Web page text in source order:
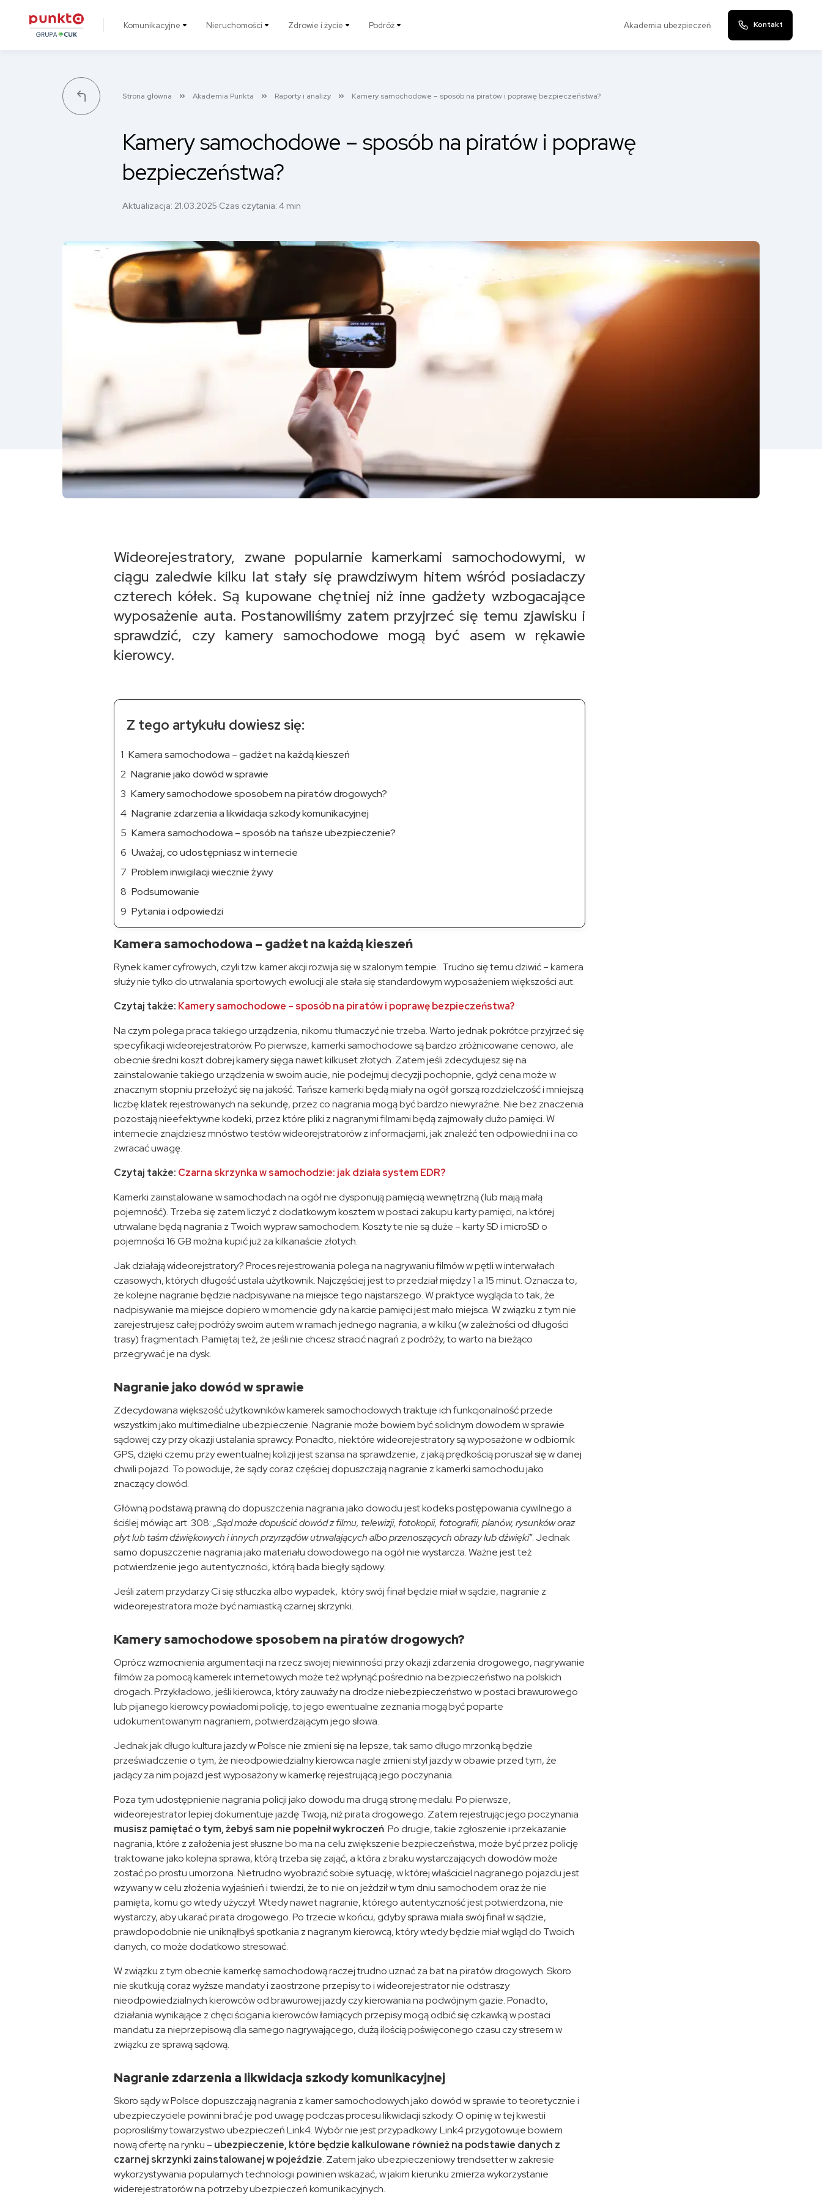
Komunikacyjne Nieruchomości Zdrowie i życie Podróż Akademia ubezpieczeń Kontakt
Strona główna Akademia Punkta Raporty i analizy Kamery samochodowe – sposób na piratów i poprawę bezpieczeństwa?
Kamery samochodowe – sposób na piratów i poprawę
bezpieczeństwa?
Aktualizacja: 21.03.2025 Czas czytania: 4 min
Wideorejestratory, zwane popularnie kamerkami samochodowymi, w
ciągu zaledwie kilku lat stały się prawdziwym hitem wśród posiadaczy
czterech kółek. Są kupowane chętniej niż inne gadżety wzbogacające
wyposażenie auta. Postanowiliśmy zatem przyjrzeć się temu zjawisku i
sprawdzić, czy kamery samochodowe mogą być asem w rękawie
kierowcy.
Z tego artykułu dowiesz się:
Kamera samochodowa – gadżet na każdą kieszeń
Nagranie jako dowód w sprawie
Kamery samochodowe sposobem na piratów drogowych?
Nagranie zdarzenia a likwidacja szkody komunikacyjnej
Kamera samochodowa – sposób na tańsze ubezpieczenie?
Uważaj, co udostępniasz w internecie
Problem inwigilacji wiecznie żywy
Podsumowanie
Pytania i odpowiedzi
Kamera samochodowa – gadżet na każdą kieszeń
Rynek kamer cyfrowych, czyli tzw. kamer akcji rozwija się w szalonym tempie. Trudno się temu dziwić – kamera
służy nie tylko do utrwalania sportowych ewolucji ale stała się standardowym wyposażeniem większości aut.
Czytaj także: Kamery samochodowe – sposób na piratów i poprawę bezpieczeństwa?
Na czym polega praca takiego urządzenia, nikomu tłumaczyć nie trzeba. Warto jednak pokrótce przyjrzeć się
specyfikacji wideorejestratorów. Po pierwsze, kamerki samochodowe są bardzo zróżnicowane cenowo, ale
obecnie średni koszt dobrej kamery sięga nawet kilkuset złotych. Zatem jeśli zdecydujesz się na
zainstalowanie takiego urządzenia w swoim aucie, nie podejmuj decyzji pochopnie, gdyż cena może w
znacznym stopniu przełożyć się na jakość. Tańsze kamerki będą miały na ogół gorszą rozdzielczość i mniejszą
liczbę klatek rejestrowanych na sekundę, przez co nagrania mogą być bardzo niewyraźne. Nie bez znaczenia
pozostają nieefektywne kodeki, przez które pliki z nagranymi filmami będą zajmowały dużo pamięci. W
internecie znajdziesz mnóstwo testów wideorejstratorów z informacjami, jak znaleźć ten odpowiedni i na co
zwracać uwagę.
Czytaj także: Czarna skrzynka w samochodzie: jak działa system EDR?
Kamerki zainstalowane w samochodach na ogół nie dysponują pamięcią wewnętrzną (lub mają małą
pojemność). Trzeba się zatem liczyć z dodatkowym kosztem w postaci zakupu karty pamięci, na której
utrwalane będą nagrania z Twoich wypraw samochodem. Koszty te nie są duże – karty SD i microSD o
pojemności 16 GB można kupić już za kilkanaście złotych.
Jak działają wideorejstratory? Proces rejestrowania polega na nagrywaniu filmów w pętli w interwałach
czasowych, których długość ustala użytkownik. Najczęściej jest to przedział między 1 a 15 minut. Oznacza to,
że kolejne nagranie będzie nadpisywane na miejsce tego najstarszego. W praktyce wygląda to tak, że
nadpisywanie ma miejsce dopiero w momencie gdy na karcie pamięci jest mało miejsca. W związku z tym nie
zarejestrujesz całej podróży swoim autem w ramach jednego nagrania, a w kilku (w zależności od długości
trasy) fragmentach. Pamiętaj też, że jeśli nie chcesz stracić nagrań z podróży, to warto na bieżąco
przegrywać je na dysk.
Nagranie jako dowód w sprawie
Zdecydowana większość użytkowników kamerek samochodowych traktuje ich funkcjonalność przede
wszystkim jako multimedialne ubezpieczenie. Nagranie może bowiem być solidnym dowodem w sprawie
sądowej czy przy okazji ustalania sprawcy. Ponadto, niektóre wideorejestratory są wyposażone w odbiornik
GPS, dzięki czemu przy ewentualnej kolizji jest szansa na sprawdzenie, z jaką prędkością poruszał się w danej
chwili pojazd. To powoduje, że sądy coraz częściej dopuszczają nagranie z kamerki samochodu jako
znaczący dowód.
Główną podstawą prawną do dopuszczenia nagrania jako dowodu jest kodeks postępowania cywilnego a
ściślej mówiąc art. 308: „Sąd może dopuścić dowód z filmu, telewizji, fotokopii, fotografii, planów, rysunków oraz
płyt lub taśm dźwiękowych i innych przyrządów utrwalających albo przenoszących obrazy lub dźwięki”. Jednak
samo dopuszczenie nagrania jako materiału dowodowego na ogół nie wystarcza. Ważne jest też
potwierdzenie jego autentyczności, którą bada biegły sądowy.
Jeśli zatem przydarzy Ci się stłuczka albo wypadek, który swój finał będzie miał w sądzie, nagranie z
wideorejestratora może być namiastką czarnej skrzynki.
Kamery samochodowe sposobem na piratów drogowych?
Oprócz wzmocnienia argumentacji na rzecz swojej niewinności przy okazji zdarzenia drogowego, nagrywanie
filmów za pomocą kamerek internetowych może też wpłynąć pośrednio na bezpieczeństwo na polskich
drogach. Przykładowo, jeśli kierowca, który zauważy na drodze niebezpieczeństwo w postaci brawurowego
lub pijanego kierowcy powiadomi policję, to jego ewentualne zeznania mogą być poparte
udokumentowanym nagraniem, potwierdzającym jego słowa.
Jednak jak długo kultura jazdy w Polsce nie zmieni się na lepsze, tak samo długo mrzonką będzie
przeświadczenie o tym, że nieodpowiedzialny kierowca nagle zmieni styl jazdy w obawie przed tym, że
jadący za nim pojazd jest wyposażony w kamerkę rejestrującą jego poczynania.
Poza tym udostępnienie nagrania policji jako dowodu ma drugą stronę medalu. Po pierwsze,
wideorejestrator lepiej dokumentuje jazdę Twoją, niż pirata drogowego. Zatem rejestrując jego poczynania
musisz pamiętać o tym, żebyś sam nie popełnił wykroczeń. Po drugie, takie zgłoszenie i przekazanie
nagrania, które z założenia jest słuszne bo ma na celu zwiększenie bezpieczeństwa, może być przez policję
traktowane jako kolejna sprawa, którą trzeba się zająć, a która z braku wystarczających dowodów może
zostać po prostu umorzona. Nietrudno wyobrazić sobie sytuację, w której właściciel nagranego pojazdu jest
wzywany w celu złożenia wyjaśnień i twierdzi, że to nie on jeździł w tym dniu samochodem oraz że nie
pamięta, komu go wtedy użyczył. Wtedy nawet nagranie, którego autentyczność jest potwierdzona, nie
wystarczy, aby ukarać pirata drogowego. Po trzecie w końcu, gdyby sprawa miała swój finał w sądzie,
prawdopodobnie nie uniknąłbyś spotkania z nagranym kierowcą, który wtedy będzie miał wgląd do Twoich
danych, co może dodatkowo stresować.
W związku z tym obecnie kamerkę samochodową raczej trudno uznać za bat na piratów drogowych. Skoro
nie skutkują coraz wyższe mandaty i zaostrzone przepisy to i wideorejestrator nie odstraszy
nieodpowiedzialnych kierowców od brawurowej jazdy czy kierowania na podwójnym gazie. Ponadto,
działania wynikające z chęci ścigania kierowców łamiących przepisy mogą odbić się czkawką w postaci
mandatu za nieprzepisową dla samego nagrywającego, dużą ilością poświęconego czasu czy stresem w
związku ze sprawą sądową.
Nagranie zdarzenia a likwidacja szkody komunikacyjnej
Skoro sądy w Polsce dopuszczają nagrania z kamer samochodowych jako dowód w sprawie to teoretycznie i
ubezpieczyciele powinni brać je pod uwagę podczas procesu likwidacji szkody. O opinię w tej kwestii
poprosiliśmy towarzystwo ubezpieczeń Link4. Wybór nie jest przypadkowy. Link4 przygotowuje bowiem
nową ofertę na rynku – ubezpieczenie, które będzie kalkulowane również na podstawie danych z
czarnej skrzynki zainstalowanej w pojeździe. Zatem jako ubezpieczeniowy trendsetter w zakresie
wykorzystywania popularnych technologii powinien wskazać, w jakim kierunku zmierza wykorzystanie
widerejestratorów na potrzeby ubezpieczeń komunikacyjnych.